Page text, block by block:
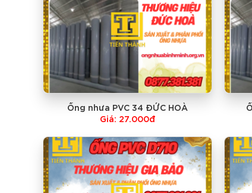
Ống nhưa PVC 34 ĐỨC HOÀ
Giá: 27.000đ